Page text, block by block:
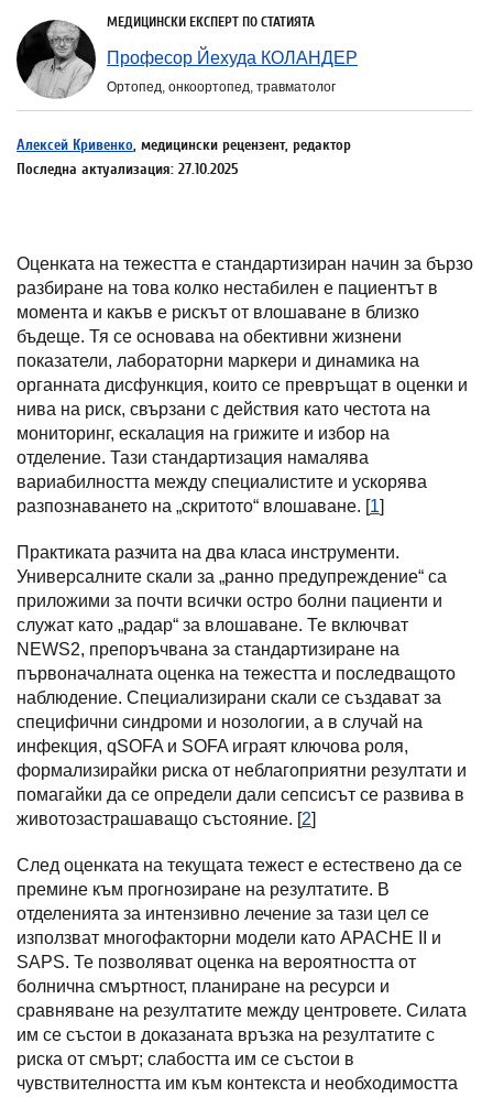
МЕДИЦИНСКИ ЕКСПЕРТ ПО СТАТИЯТА
Професор Йехуда КОЛАНДЕР
Ортопед, онкоортопед, травматолог
Алексей Кривенко, медицински рецензент, редактор
Последна актуализация: 27.10.2025
Оценката на тежестта е стандартизиран начин за бързо
разбиране на това колко нестабилен е пациентът в
момента и какъв е рискът от влошаване в близко
бъдеще. Тя се основава на обективни жизнени
показатели, лабораторни маркери и динамика на
органната дисфункция, които се превръщат в оценки и
нива на риск, свързани с действия като честота на
мониторинг, ескалация на грижите и избор на
отделение. Тази стандартизация намалява
вариабилността между специалистите и ускорява
разпознаването на „скритото“ влошаване. [1]
Практиката разчита на два класа инструменти.
Универсалните скали за „ранно предупреждение“ са
приложими за почти всички остро болни пациенти и
служат като „радар“ за влошаване. Те включват
NEWS2, препоръчвана за стандартизиране на
първоначалната оценка на тежестта и последващото
наблюдение. Специализирани скали се създават за
специфични синдроми и нозологии, а в случай на
инфекция, qSOFA и SOFA играят ключова роля,
формализирайки риска от неблагоприятни резултати и
помагайки да се определи дали сепсисът се развива в
животозастрашаващо състояние. [2]
След оценката на текущата тежест е естествено да се
премине към прогнозиране на резултатите. В
отделенията за интензивно лечение за тази цел се
използват многофакторни модели като APACHE II и
SAPS. Те позволяват оценка на вероятността от
болнична смъртност, планиране на ресурси и
сравняване на резултатите между центровете. Силата
им се състои в доказаната връзка на резултатите с
риска от смърт; слабостта им се състои в
чувствителността им към контекста и необходимостта